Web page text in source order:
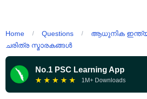
Home / Questions / ആധുനിക
ചരിത്ര സ്മാരകങ്ങൾ
No.1 PSC Learning App
★ ★ ★ ★ ★ 1M+ Downloads